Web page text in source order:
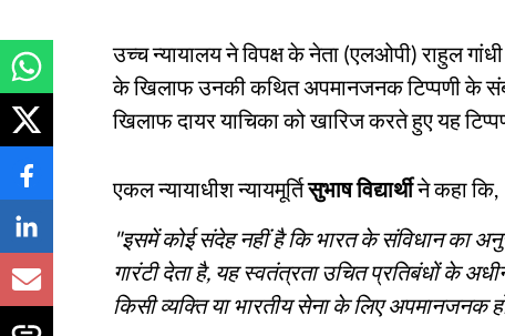
उच्च न्यायालय ने विपक्ष के नेता (एलओपी) राहुल
के खिलाफ उनकी कथित अपमानजनक टिप्पणी के
खिलाफ दायर याचिका को खारिज करते हुए यह
एकल न्यायाधीश न्यायमूर्तिसुभाष विद्यार्थीने कहा कि,
"इसमें कोई संदेह नहीं है कि भारत के संविधान का
गारंटी देता है, यह स्वतंत्रता उचित प्रतिबंधों के
किसी व्यक्ति या भारतीय सेना के लिए अपमानजनक